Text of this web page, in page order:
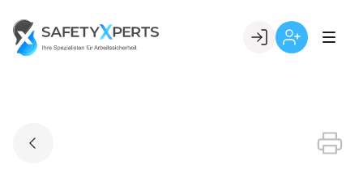
content
Go to landing page.